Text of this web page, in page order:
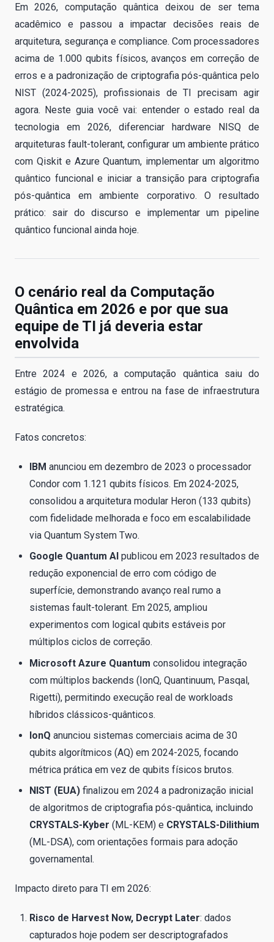
Em 2026, computação quântica deixou de ser tema
acadêmico e passou a impactar decisões reais de
arquitetura, segurança e compliance. Com processadores
acima de 1.000 qubits físicos, avanços em correção de
erros e a padronização de criptografia pós-quântica pelo
NIST (2024-2025), profissionais de TI precisam agir
agora. Neste guia você vai: entender o estado real da
tecnologia em 2026, diferenciar hardware NISQ de
arquiteturas fault-tolerant, configurar um ambiente prático
com Qiskit e Azure Quantum, implementar um algoritmo
quântico funcional e iniciar a transição para criptografia
pós-quântica em ambiente corporativo. O resultado
prático: sair do discurso e implementar um pipeline
quântico funcional ainda hoje.
O cenário real da Computação
Quântica em 2026 e por que sua
equipe de TI já deveria estar
envolvida
Entre 2024 e 2026, a computação quântica saiu do
estágio de promessa e entrou na fase de infraestrutura
estratégica.
Fatos concretos:
IBM anunciou em dezembro de 2023 o processador
Condor com 1.121 qubits físicos. Em 2024-2025,
consolidou a arquitetura modular Heron (133 qubits)
com fidelidade melhorada e foco em escalabilidade
via Quantum System Two.
Google Quantum AI publicou em 2023 resultados de
redução exponencial de erro com código de
superfície, demonstrando avanço real rumo a
sistemas fault-tolerant. Em 2025, ampliou
experimentos com logical qubits estáveis por
múltiplos ciclos de correção.
Microsoft Azure Quantum consolidou integração
com múltiplos backends (IonQ, Quantinuum, Pasqal,
Rigetti), permitindo execução real de workloads
híbridos clássicos-quânticos.
IonQ anunciou sistemas comerciais acima de 30
qubits algorítmicos (AQ) em 2024-2025, focando
métrica prática em vez de qubits físicos brutos.
NIST (EUA) finalizou em 2024 a padronização inicial
de algoritmos de criptografia pós-quântica, incluindo
CRYSTALS-Kyber (ML-KEM) e CRYSTALS-Dilithium
(ML-DSA), com orientações formais para adoção
governamental.
Impacto direto para TI em 2026:
Risco de Harvest Now, Decrypt Later: dados
capturados hoje podem ser descriptografados